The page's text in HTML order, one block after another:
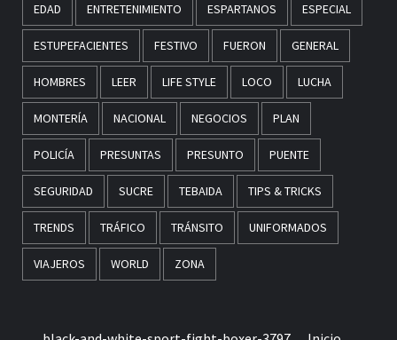
EDAD ENTRETENIMIENTO ESPARTANOS ESPECIAL
ESTUPEFACIENTES FESTIVO FUERON GENERAL
HOMBRES LEER LIFE STYLE LOCO LUCHA
MONTERÍA NACIONAL NEGOCIOS PLAN
POLICÍA PRESUNTAS PRESUNTO PUENTE
SEGURIDAD SUCRE TEBAIDA TIPS & TRICKS
TRENDS TRÁFICO TRÁNSITO UNIFORMADOS
VIAJEROS WORLD ZONA